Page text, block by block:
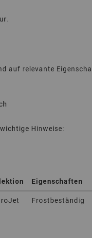
auf relevante
Hinweise:
Eigenschaften
Frostbeständig